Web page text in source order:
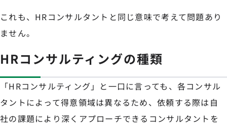
これも、HRコンサルタントと同じ意味で考えて問題あり
ません。
HRコンサルティングの種類
「HRコンサルティング」と一口に言っても、各コンサル
タントによって得意領域は異なるため、依頼する際は自
社の課題により深くアプローチできるコンサルタントを